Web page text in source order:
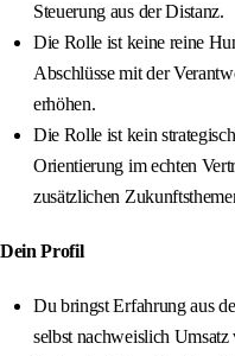
Steuerung aus der Distanz.
Die Rolle ist keine reine
Abschlüsse mit der
erhöhen.
Die Rolle ist kein
Orientierung im echten
zusätzlichen
Dein Profil
Du bringst Erfahrung aus
selbst nachweislich Umsatz